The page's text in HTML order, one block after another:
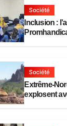
Société
Inclusion :
Société
Extrême-
explosent